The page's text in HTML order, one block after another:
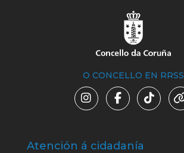
O CONCELLO EN RRSS
Atención á cidadanía